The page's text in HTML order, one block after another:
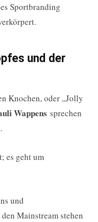
Sportbranding
und der
Knochen, oder „Jolly
Wappens sprechen
es geht um
und
Mainstream stehen